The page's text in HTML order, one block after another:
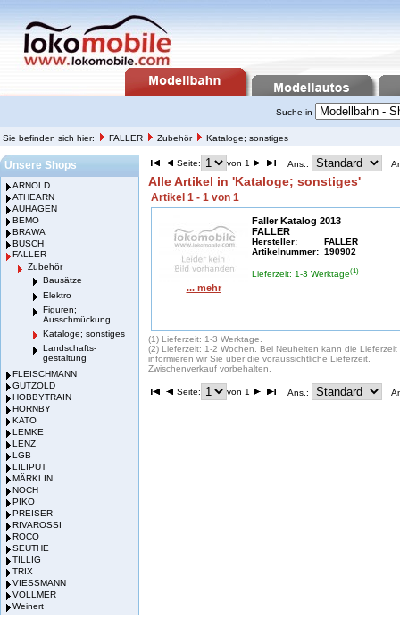
Suche in
Sie befinden sich hier: FALLER Zubehör Kataloge; sonstiges
Unsere Shops
ARNOLD
ATHEARN
AUHAGEN
BEMO
BRAWA
BUSCH
FALLER
Zubehör
Bausätze
Elektro
Figuren;
Ausschmückung
Kataloge; sonstiges
Landschafts-
gestaltung
FLEISCHMANN
GÜTZOLD
HOBBYTRAIN
HORNBY
KATO
LEMKE
LENZ
LGB
LILIPUT
MÄRKLIN
NOCH
PIKO
PREISER
RIVAROSSI
ROCO
SEUTHE
TILLIG
TRIX
VIESSMANN
VOLLMER
Weinert
Seite: von 1 Ans.:
Alle Artikel in 'Kataloge; sonstiges'
Artikel 1 - 1 von 1
... mehr
Faller Katalog 2013
FALLER
Hersteller:
FALLER
Artikelnummer: 190902
Lieferzeit: 1-3 Werktage(1)
(1) Lieferzeit: 1-3 Werktage.
(2) Lieferzeit: 1-2 Wochen. Bei Neuheiten kann die
informieren wir Sie über die voraussichtliche Lieferzeit.
Zwischenverkauf vorbehalten.
Seite: von 1 Ans.: